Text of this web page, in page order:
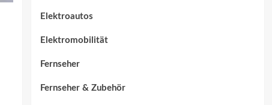
Elektroautos
Elektromobilität
Fernseher
Fernseher & Zubehör